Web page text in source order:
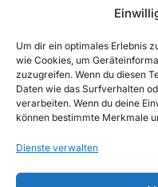
Um dir ein optimales Erlebnis
wie Cookies, um
zuzugreifen. Wenn du diesen
Daten wie das Surfverhalten
verarbeiten. Wenn du deine
können bestimmte Merkmale
Dienste verwalten
030 30 34 22 77
Unsere Richtlinien
ALLGEMEINE